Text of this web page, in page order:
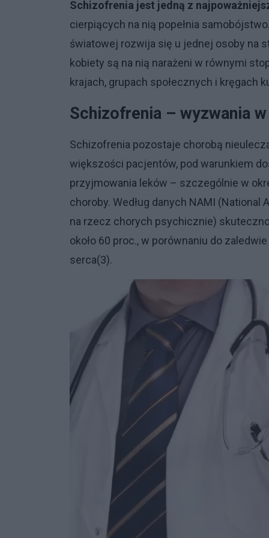
Schizofrenia jest jedną z
cierpiących na nią popełnia
światowej rozwija się u jednej osoby na
kobiety są na nią narażeni w równymi
krajach, grupach społecznych i kręgach
Schizofrenia – wyzwania
Schizofrenia pozostaje chorobą
większości pacjentów, pod warunkiem
przyjmowania leków – szczególnie w
choroby. Według danych NAMI
na rzecz chorych psychicznie)
około 60 proc., w porównaniu do
serca(3).